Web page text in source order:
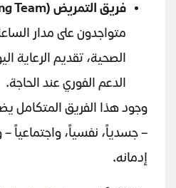
فريق التمريض (Nursing Team):
متواجدون على مدار
الصحية، تقديم الرعاية
الدعم الفوري عند الحاجة.
وجود هذا الفريق
– جسدياً، نفسياً، واجتماعياً
إدمانه.